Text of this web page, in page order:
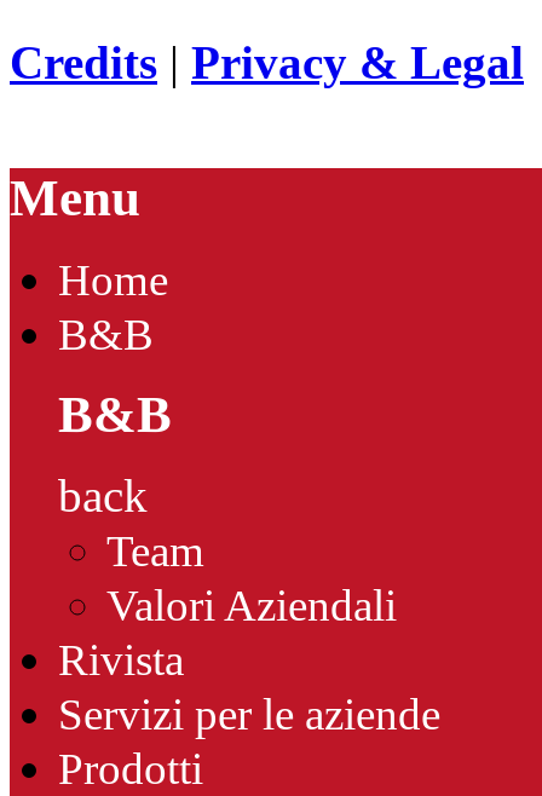
Credits | Privacy & Legal
Menu
Home
B&B
B&B
back
Team
Valori Aziendali
Rivista
Servizi per le aziende
Prodotti